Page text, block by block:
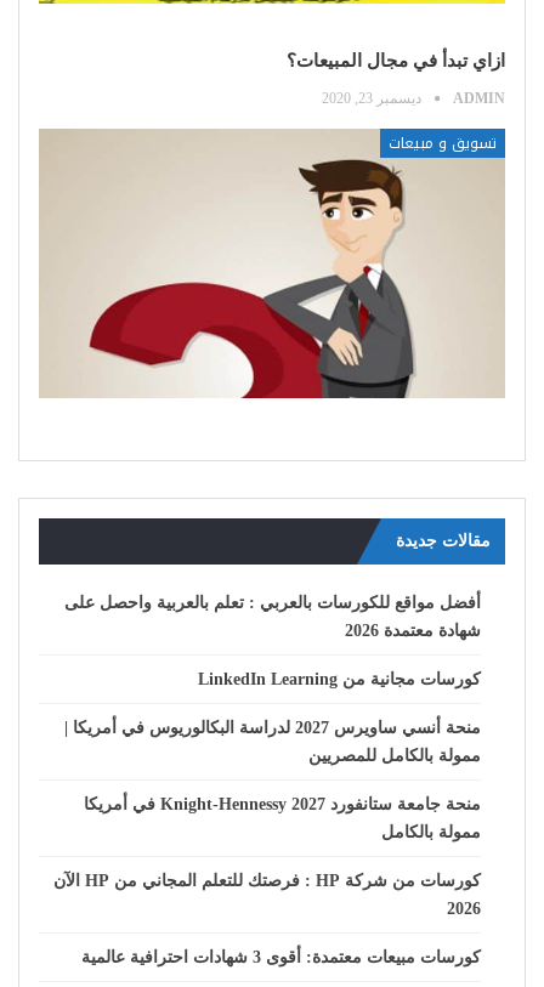
ازاي تبدأ في مجال المبيعات؟
ADMIN ديسمبر 23, 2020
تسويق و مبيعات
مقالات جديدة
أفضل مواقع للكورسات بالعربي : تعلم بالعربية واحصل على
شهادة معتمدة 2026
كورسات مجانية من LinkedIn Learning
منحة أنسي ساويرس 2027 لدراسة البكالوريوس في أمريكا |
ممولة بالكامل للمصريين
منحة جامعة ستانفورد Knight-Hennessy 2027 في أمريكا
ممولة بالكامل
كورسات من شركة HP : فرصتك للتعلم المجاني من HP الآن
2026
كورسات مبيعات معتمدة: أقوى 3 شهادات احترافية عالمية